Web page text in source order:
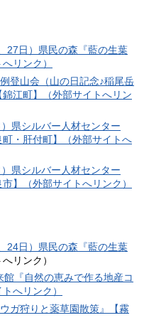
27日）県民の森『藍の生葉
リンク）
登山会（山の日記念♪稲尾岳
江町】（外部サイトへリン
県シルバー人材センター
町・肝付町】（外部サイトへ
県シルバー人材センター
】（外部サイトへリンク）
24日） 県民の森『藍の生葉
リンク）
『自然の恵みで作る地産コ
へリンク）
ガ狩りと薬草園散策』【霧